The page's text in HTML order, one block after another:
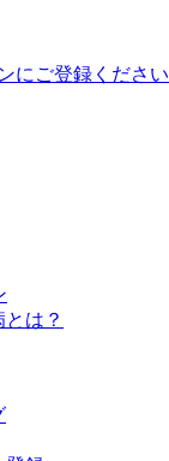
にご登録ください
は？